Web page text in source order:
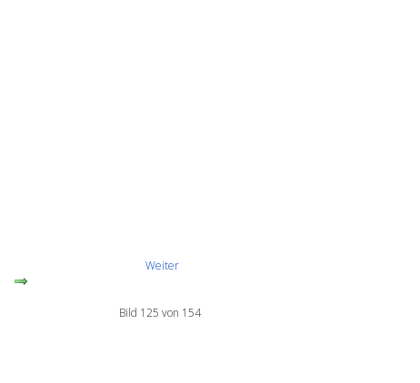
Weiter
Bild 125 von 154